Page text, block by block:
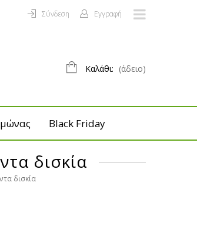
Σύνδεση Εγγραφή
Καλάθι: (άδειο)
Black Friday
δισκία
δισκία